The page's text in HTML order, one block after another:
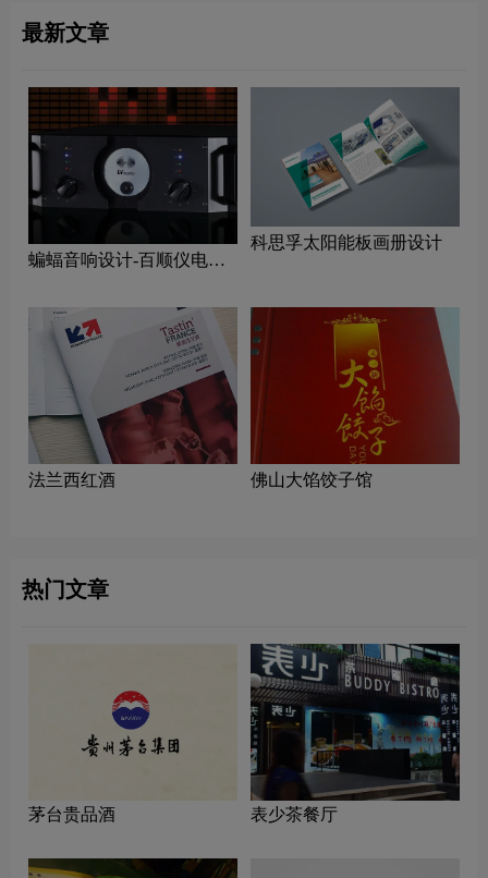
最新文章
蝙蝠音响设计-百顺仪电子
科思孚太阳能板画册设计
法兰西红酒 佛山大馅饺子馆
热门文章
茅台贵品酒 表少茶餐厅